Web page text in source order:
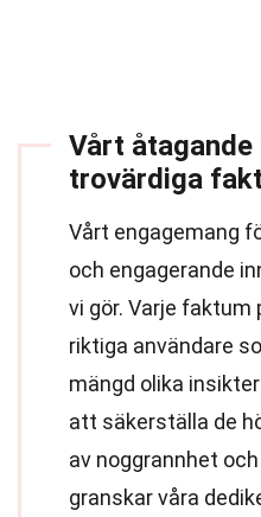
Vårt
trovärdiga
Vårt engagemang
och engagerande
vi gör. Varje faktum
riktiga användare
mängd olika
att säkerställa de
av noggrannhet
granskar våra